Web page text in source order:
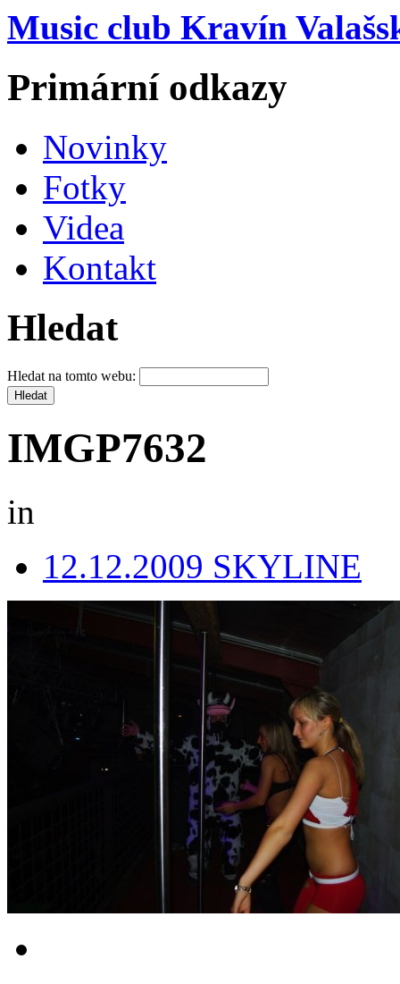
Music club Kravín
Primární odkazy
Novinky
Fotky
Videa
Kontakt
Hledat
Hledat na tomto webu:
IMGP7632
in
12.12.2009 SKYLINE